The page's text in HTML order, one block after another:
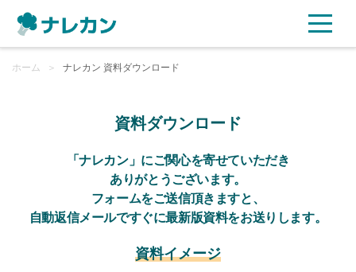
ご利用プラン
ご利用企業様の声
セキュリティ
ホーム ＞ ナレカン 資料ダウンロード
資料ダウンロード
「ナレカン」にご関心を寄せていただき
ありがとうございます。
フォームをご送信頂きますと、
自動返信メールですぐに最新版資料をお送りします。
資料イメージ